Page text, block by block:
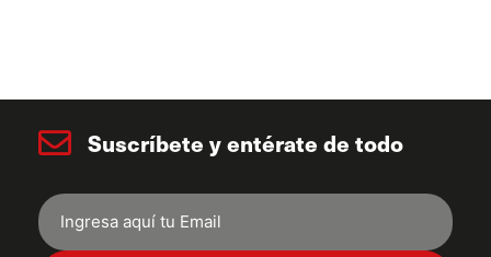
Suscríbete y entérate de todo